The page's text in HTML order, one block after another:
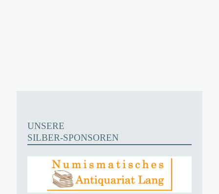
UNSERE
SILBER-SPONSOREN